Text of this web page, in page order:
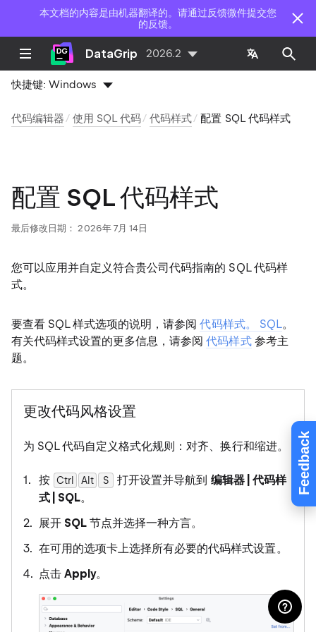
本文档的内容是由机器翻译的。请通过反馈微件提交您
的反馈。
Feedback
DataGrip 2026.2
快捷键:Windows
代码编辑器 使用 SQL 代码 代码样式 配置 SQL 代码样式
配置 SQL 代码样式
最后修改日期： 2026年 7月 14日
您可以应用并自定义符合贵公司代码指南的 SQL 代码样
式。
要查看 SQL 样式选项的说明，请参阅代码样式。 SQL。
有关代码样式设置的更多信息，请参阅代码样式参考主
题。
更改代码风格设置
为 SQL 代码自定义格式化规则：对齐、换行和缩进。
按 Ctrl Alt 0
S 打开设置并导航到 编辑器 | 代码样
式 | SQL。
展开 SQL 节点并选择一种方言。
在可用的选项卡上选择所有必要的代码样式设置。
点击Apply。